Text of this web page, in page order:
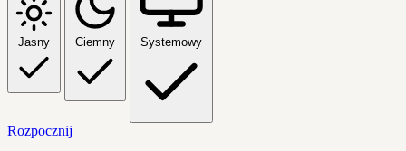
Jasny Ciemny Systemowy
Rozpocznij